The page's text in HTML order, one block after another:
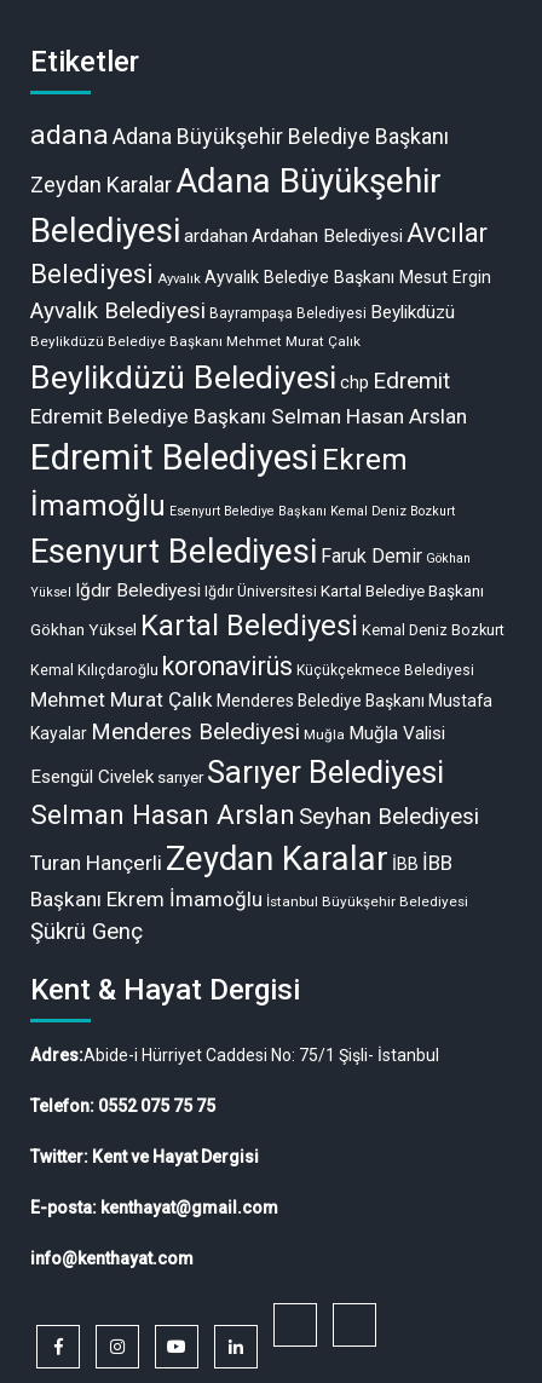
Etiketler
adanaAdana Büyükşehir Belediye Başkanı
Zeydan KaralarAdana Büyükşehir
Belediyesi ardahan Ardahan Belediyesi Avcılar
Belediyesi Ayvalık Ayvalık Belediye Başkanı Mesut Ergin
Ayvalık Belediyesi Bayrampaşa Belediyesi Beylikdüzü
Beylikdüzü Belediye Başkanı Mehmet Murat Çalık
Beylikdüzü Belediyesi chp Edremit
Edremit Belediye Başkanı Selman Hasan Arslan
Edremit Belediyesi Ekrem
İmamoğlu Esenyurt Belediye Başkanı Kemal Deniz Bozkurt
Esenyurt Belediyesi Faruk Demir Gökhan
Yüksel Iğdır Belediyesi Iğdır Üniversitesi Kartal Belediye Başkanı
Gökhan Yüksel Kartal Belediyesi Kemal Deniz Bozkurt
Kemal Kılıçdaroğlu koronavirüs Küçükçekmece Belediyesi
Mehmet Murat Çalık Menderes Belediye Başkanı Mustafa
Kayalar Menderes Belediyesi Muğla Muğla Valisi
Esengül Civelek sarıyer Sarıyer Belediyesi
Selman Hasan Arslan Seyhan Belediyesi
Turan Hançerli Zeydan Karalar İBB İBB
Başkanı Ekrem İmamoğlu İstanbul Büyükşehir Belediyesi
Şükrü Genç
Kent & Hayat Dergisi
Adres:Abide-i Hürriyet Caddesi No: 75/1 Şişli- İstanbul
Telefon: 0552 075 75 75
Twitter: Kent ve Hayat Dergisi
E-posta: kenthayat@gmail.com
info@kenthayat.com
facebookinstagramyoutubelinkedin